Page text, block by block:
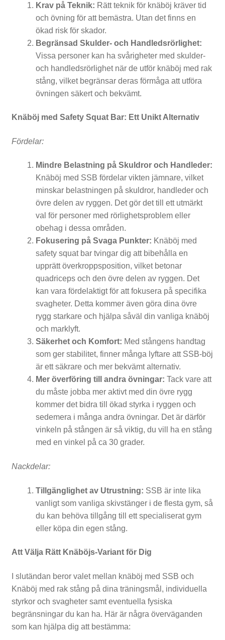
e
e
l
l
T
r
ä
n
n
g
s
b
n
k
a
r
i
v
n
g
s
Krav på Teknik: Rätt teknik för knäböj kräver tid
och övning för att bemästra. Utan det finns en
ökad risk för skador.
Begränsad Skulder- och Handledsrörlighet:
Vissa personer kan ha svårigheter med skulder-
och handledsrörlighet när de utför knäböj med rak
stång, vilket begränsar deras förmåga att utföra
övningen säkert och bekvämt.
Knäböj med Safety Squat Bar: Ett Unikt Alternativ
Fördelar:
Mindre Belastning på Skuldror och Handleder:
Knäböj med SSB fördelar vikten jämnare, vilket
minskar belastningen på skuldror, handleder och
övre delen av ryggen. Det gör det till ett utmärkt
val för personer med rörlighetsproblem eller
obehag i dessa områden.
Fokusering på Svaga Punkter: Knäböj med
safety squat bar tvingar dig att bibehålla en
upprätt överkroppsposition, vilket betonar
quadriceps och den övre delen av ryggen. Det
kan vara fördelaktigt för att fokusera på specifika
svagheter. Detta kommer även göra dina övre
rygg starkare och hjälpa såväl din vanliga knäböj
och marklyft.
Säkerhet och Komfort: Med stångens handtag
som ger stabilitet, finner många lyftare att SSB-böj
är ett säkrare och mer bekvämt alternativ.
Mer överföring till andra övningar: Tack vare att
du måste jobba mer aktivt med din övre rygg
kommer det bidra till ökad styrka i ryggen och
sedemera i många andra övningar. Det är därför
vinkeln på stången är så viktig, du vill ha en stång
med en vinkel på ca 30 grader.
Nackdelar:
Tillgänglighet av Utrustning: SSB är inte lika
vanligt som vanliga skivstänger i de flesta gym, så
du kan behöva tillgång till ett specialiserat gym
eller köpa din egen stång.
Att Välja Rätt Knäböjs-Variant för Dig
I slutändan beror valet mellan knäböj med SSB och
Knäböj med rak stång på dina träningsmål, individuella
styrkor och svagheter samt eventuella fysiska
begränsningar du kan ha. Här är några överväganden
som kan hjälpa dig att bestämma: